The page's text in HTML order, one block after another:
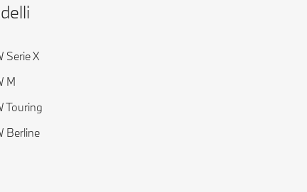
Serie X
M
Touring
Berline